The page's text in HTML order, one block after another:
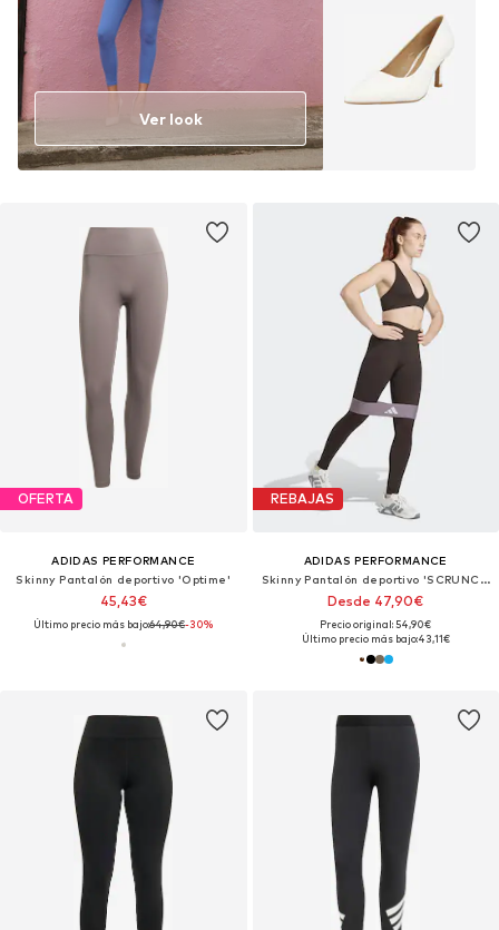
Ver look
OFERTA
ADIDAS PERFORMANCE
Skinny Pantalón deportivo 'Optime'
45,43€
Último precio más bajo:64,90€-30%
REBAJAS
ADIDAS PERFORMANCE
Skinny Pantalón deportivo 'SCRUNCH LEGGINGS'
Desde 47,90€
Precio original: 54,90€
Último precio más bajo:43,11€